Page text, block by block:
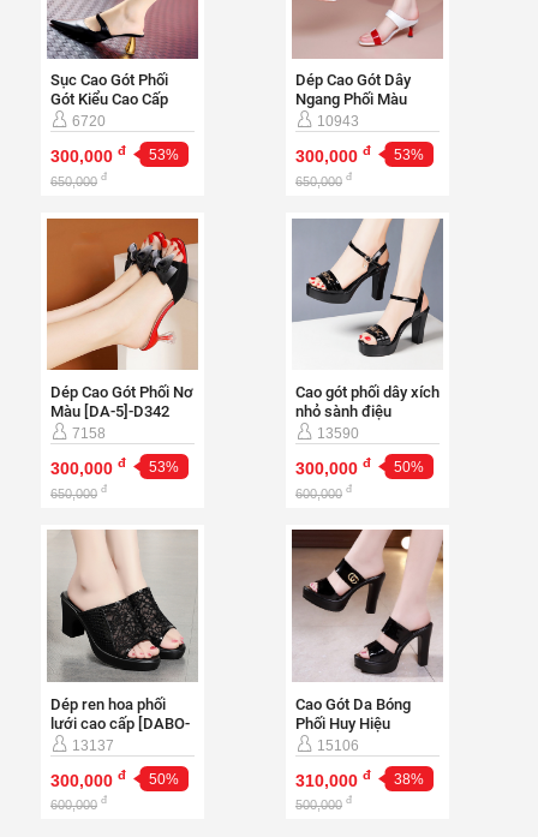
Sục Cao Gót Phối
Gót Kiểu Cao Cấp
[DA-5]-CG150
300,000 đ 53%
650,000 đ
6720
Dép Cao Gót Dây
Ngang Phối Màu
[DABO-5]-D307
300,000 đ 53%
650,000 đ
10943
Dép Cao Gót Phối Nơ
Màu [DA-5]-D342
300,000 đ 53%
650,000 đ
7158
Cao gót phối dây xích
nhỏ sành điệu
[DABO-7]-CG412
300,000 đ 50%
600,000 đ
13590
Dép ren hoa phối
lưới cao cấp [DABO-
5]-CG1032
300,000 đ 50%
600,000 đ
13137
Cao Gót Da Bóng
Phối Huy Hiệu
[DABO-10]-CG999
310,000 đ 38%
500,000 đ
15106